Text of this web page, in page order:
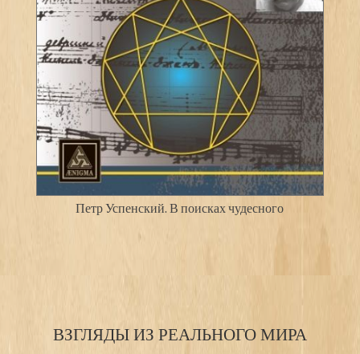
Петр Успенский. В поисках чудесного
ВЗГЛЯДЫ ИЗ РЕАЛЬНОГО МИРА